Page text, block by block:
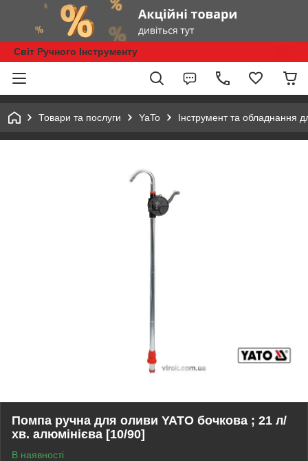
Світ Ручного Інструменту
Товари та послуги YaTo Інструмент та обладнання
Помпа ручна для оливи YATO бочкова ; 21 л/
хв. алюмінієва [10/90]
В наявності